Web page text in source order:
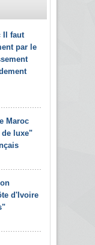
Il faut
par le
Maroc
luxe"
d'Ivoire